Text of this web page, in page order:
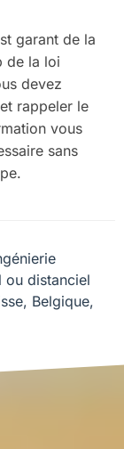
garant de la
de la loi
devez
rappeler le
vous
sans
ou distanciel
Belgique,